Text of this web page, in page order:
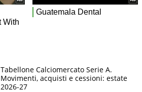
Tabellone Calciomercato Serie A.
Movimenti, acquisti e cessioni: estate
2026-27